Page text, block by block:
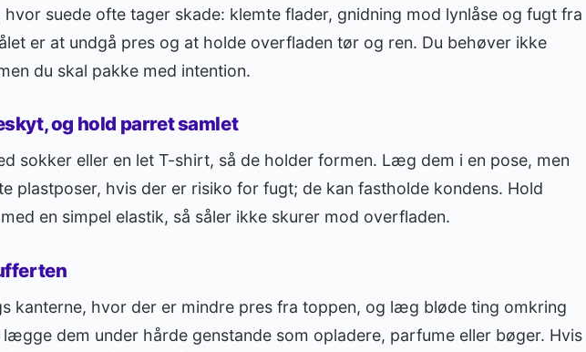
hvor suede ofte tager skade: klemte flader, gnidning mod lynlåse og fugt fra
er at undgå pres og at holde overfladen tør og ren. Du behøver ikke
du skal pakke med intention.
og hold parret samlet
sokker eller en let T-shirt, så de holder formen. Læg dem i en pose, men
plastposer, hvis der er risiko for fugt; de kan fastholde kondens. Hold
en simpel elastik, så såler ikke skurer mod overfladen.
kanterne, hvor der er mindre pres fra toppen, og læg bløde ting omkring
lægge dem under hårde genstande som opladere, parfume eller bøger. Hvis